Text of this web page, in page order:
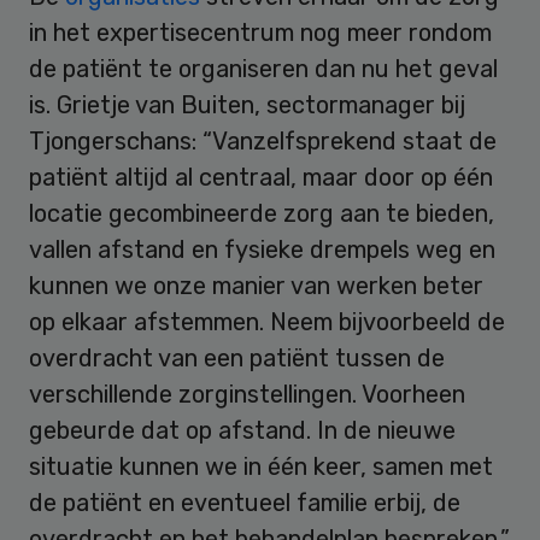
in het expertisecentrum nog meer rondom
de patiënt te organiseren dan nu het geval
is. Grietje van Buiten, sectormanager bij
Tjongerschans: “Vanzelfsprekend staat de
patiënt altijd al centraal, maar door op één
locatie gecombineerde zorg aan te bieden,
vallen afstand en fysieke drempels weg en
kunnen we onze manier van werken beter
op elkaar afstemmen. Neem bijvoorbeeld de
overdracht van een patiënt tussen de
verschillende zorginstellingen. Voorheen
gebeurde dat op afstand. In de nieuwe
situatie kunnen we in één keer, samen met
de patiënt en eventueel familie erbij, de